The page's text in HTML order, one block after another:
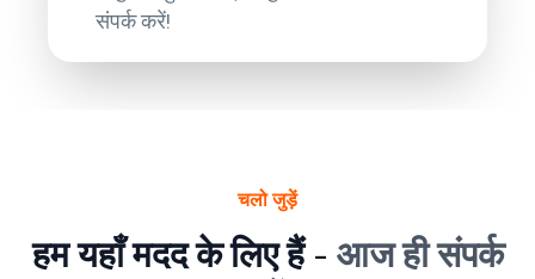
संपर्क करें!
चलो जुड़ें
हम यहाँ मदद के लिए हैं - आज ही संपर्क